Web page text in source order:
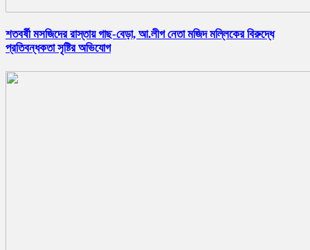
শতবর্ষী মসজিদের রাস্তায় গাছ-বেড়া, আ.লীগ নেতা মজিদ মল্লিকের বিরুদ্ধে
প্রতিবন্ধকতা সৃষ্টির অভিযোগ